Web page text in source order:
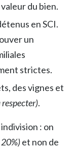
du bien.
en SCI.
un
strictes.
des vignes et
.
: on
et non de